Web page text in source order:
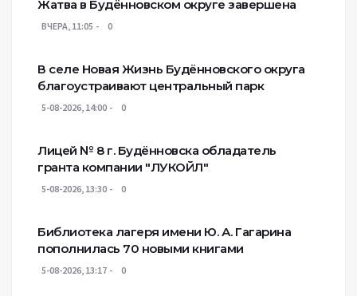
Жатва в Будённовском округе завершена
ВЧЕРА, 11:05 0
В селе Новая Жизнь Будённовского округа
благоустраивают центральный парк
5-08-2026, 14:00 0
Лицей № 8 г. Будëнновска обладатель
гранта компании "ЛУКОЙЛ"
5-08-2026, 13:30 0
Библиотека лагеря имени Ю. А. Гагарина
пополнилась 70 новыми книгами
5-08-2026, 13:17 0